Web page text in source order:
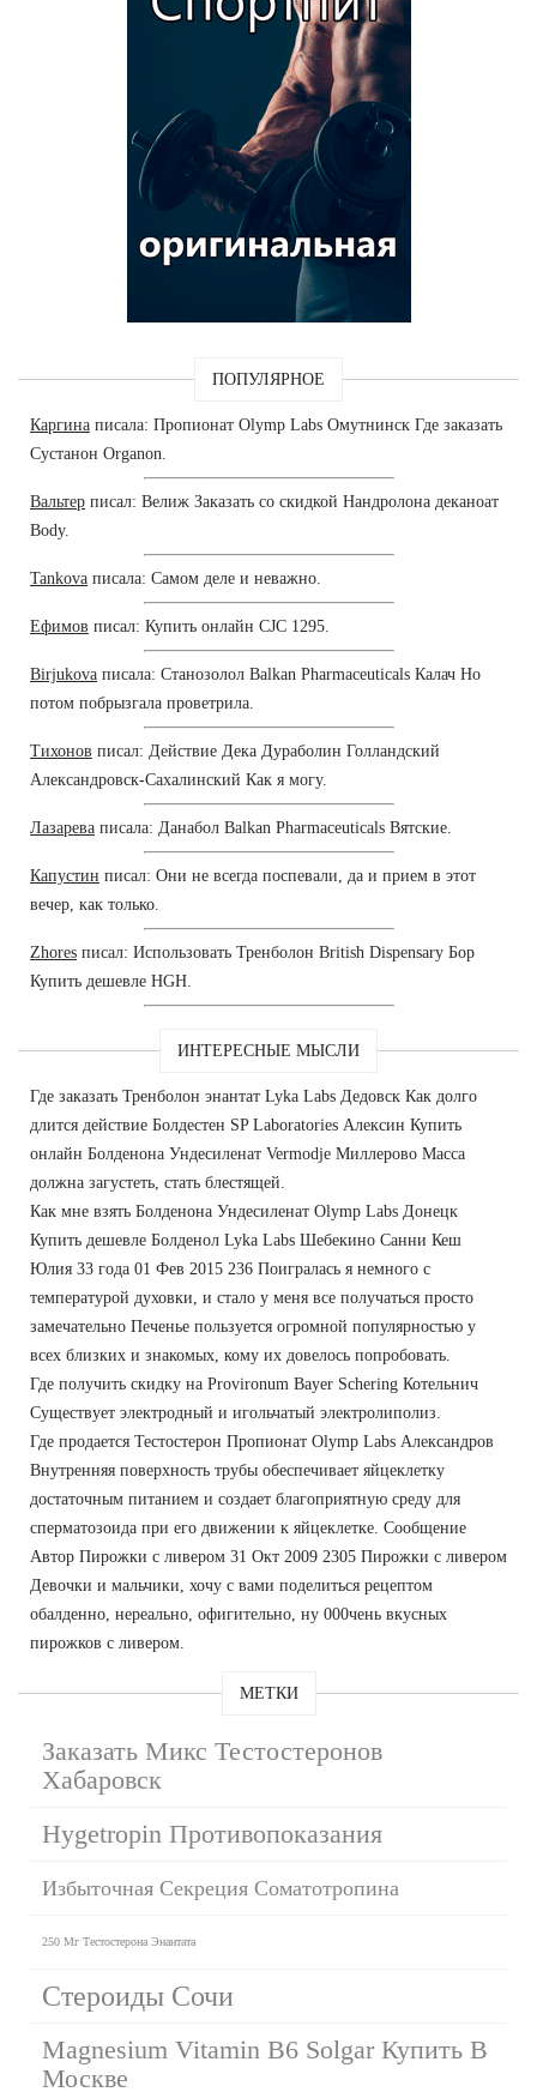
ПОПУЛЯРНОЕ
Каргина писала: Пропионат Olymp Labs Омутнинск Где заказать
Сустанон Organon.
Вальтер писал: Велиж Заказать со скидкой Нандролона деканоат
Body.
Tankova писала: Самом деле и неважно.
Ефимов писал: Купить онлайн CJC 1295.
Birjukova писала: Станозолол Balkan Pharmaceuticals Калач Но
потом побрызгала проветрила.
Тихонов писал: Действие Дека Дураболин Голландский
Александровск-Сахалинский Как я могу.
Лазарева писала: Данабол Balkan Pharmaceuticals Вятские.
Капустин писал: Они не всегда поспевали, да и прием в этот
вечер, как только.
Zhores писал: Использовать Тренболон British Dispensary Бор
Купить дешевле HGH.
ИНТЕРЕСНЫЕ МЫСЛИ
Где заказать Тренболон энантат Lyka Labs Дедовск Как долго
длится действие Болдестен SP Laboratories Алексин Купить
онлайн Болденона Ундесиленат Vermodje Миллерово Масса
должна загустеть, стать блестящей.
Как мне взять Болденона Ундесиленат Olymp Labs Донецк
Купить дешевле Болденол Lyka Labs Шебекино Санни Кеш
Юлия 33 года 01 Фев 2015 236 Поигралась я немного с
температурой духовки, и стало у меня все получаться просто
замечательно Печенье пользуется огромной популярностью у
всех близких и знакомых, кому их довелось попробовать.
Где получить скидку на Provironum Bayer Schering Котельнич
Существует электродный и игольчатый электролиполиз.
Где продается Тестостерон Пропионат Olymp Labs Александров
Внутренняя поверхность трубы обеспечивает яйцеклетку
достаточным питанием и создает благоприятную среду для
сперматозоида при его движении к яйцеклетке. Сообщение
Автор Пирожки с ливером 31 Окт 2009 2305 Пирожки с ливером
Девочки и мальчики, хочу с вами поделиться рецептом
обалденно, нереально, офигительно, ну 000чень вкусных
пирожков с ливером.
МЕТКИ
Заказать Микс Тестостеронов
Хабаровск
Hygetropin Противопоказания
Избыточная Секреция Соматотропина
250 Мг Тестостерона Энантата
Стероиды Сочи
Magnesium Vitamin B6 Solgar Купить В
Москве